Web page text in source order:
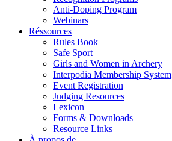
Anti-Doping Program
Webinars
Réssources
Rules Book
Safe Sport
Girls and Women in Archery
Interpodia Membership System
Event Registration
Judging Resources
Lexicon
Forms & Downloads
Resource Links